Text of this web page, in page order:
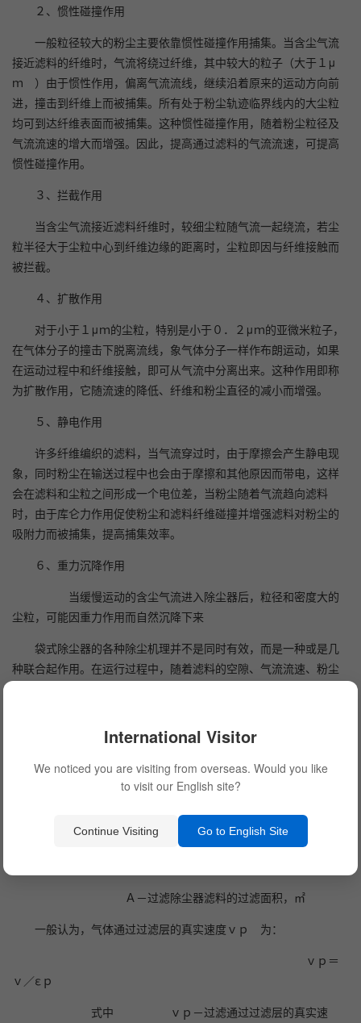
２、惯性碰撞作用
一般粒径较大的粉尘主要依靠惯性碰撞作用捕集。当含尘气流
接近滤料的纤维时，气流将绕过纤维，其中较大的粒子（大于１μ
ｍ ）由于惯性作用，偏离气流流线，继续沿着原来的运动方向前
进，撞击到纤维上而被捕集。所有处于粉尘轨迹临界线内的大尘粒
均可到达纤维表面而被捕集。这种惯性碰撞作用，随着粉尘粒径及
气流流速的增大而增强。因此，提高通过滤料的气流流速，可提高
惯性碰撞作用。
３、拦截作用
当含尘气流接近滤料纤维时，较细尘粒随气流一起绕流，若尘
粒半径大于尘粒中心到纤维边缘的距离时，尘粒即因与纤维接触而
被拦截。
４、扩散作用
对于小于１μｍ的尘粒，特别是小于０．２μｍ的亚微米粒子，
在气体分子的撞击下脱离流线，象气体分子一样作布朗运动，如果
在运动过程中和纤维接触，即可从气流中分离出来。这种作用即称
为扩散作用，它随流速的降低、纤维和粉尘直径的减小而增强。
５、静电作用
许多纤维编织的滤料，当气流穿过时，由于摩擦会产生静电现
象，同时粉尘在输送过程中也会由于摩擦和其他原因而带电，这样
会在滤料和尘粒之间形成一个电位差，当粉尘随着气流趋向滤料
时，由于库仑力作用促使粉尘和滤料纤维碰撞并增强滤料对粉尘的
吸附力而被捕集，提高捕集效率。
６、重力沉降作用
当缓慢运动的含尘气流进入除尘器后，粒径和密度大的
尘粒，可能因重力作用而自然沉降下来
袋式除尘器的各种除尘机理并不是同时有效，而是一种或是几
种联合起作用。在运行过程中，随着滤料的空隙、气流流速、粉尘
过滤除尘器的性能
１、过滤速度；
式中 ｖ－过滤速度（表观过滤气速），ｍ／分钟
Ａ－过滤除尘器滤料的过滤面积，㎡
一般认为，气体通过过滤层的真实速度ｖｐ 为：
ｖｐ＝
ｖ／εｐ
式中 ｖｐ－过滤通过过滤层的真实速
International Visitor
We noticed you are visiting from overseas. Would you like
to visit our English site?
Continue Visiting Go to English Site